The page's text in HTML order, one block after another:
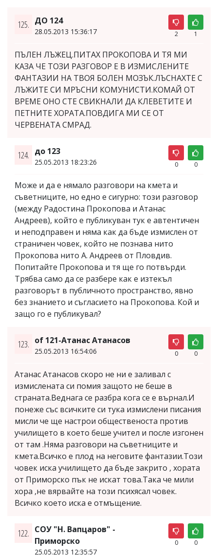
125. ДО 124
28.05.2013 15:36:17 2 1
ПЪЛЕН ЛЪЖЕЦ.ПИТАХ ПРОКОПОВА И ТЯ МИ
КАЗА ЧЕ ТОЗИ РАЗГОВОР Е В ИЗМИСЛЕНИТЕ
ФАНТАЗИИ НА ТВОЯ БОЛЕН МОЗЪК.ЛЪСНАХТЕ С
ЛЪЖИТЕ СИ МРЪСНИ КОМУНИСТИ.КОМАЙ ОТ
ВРЕМЕ ОНО СТЕ СВИКНАЛИ ДА КЛЕВЕТИТЕ И
ПЕТНИТЕ ХОРАТА.ПОВДИГА МИ СЕ ОТ
ЧЕРВЕНАТА СМРАД.
124. до 123
25.05.2013 18:23:26 0 0
Може и да е нямало разговори на кмета и
съветниците, но едно е сигурно: този разговор
(между Радостина Прокопова и Атанас
Андреев), който е публикуван тук е автентичен
и неподправен и няма как да бъде измислен от
страничен човек, който не познава нито
Прокопова нито А. Андреев от Пловдив.
Попитайте Прокопова и тя ще го потвърди.
Трябва само да се разбере как е изтекъл
разговорът в публичното пространство, явно
без знанието и съгласието на Прокопова. Кой и
защо го е публикувал?
123. of 121-Атанас Атанасов
25.05.2013 16:54:06 0 0
Атанас Атанасов скоро не ни е заливал с
измислената си помия защото не беше в
страната.Веднага се разбра кога се е върнал.И
понеже със всичките си тука измислени писания
мисли че ще настрои общественоста против
училището в което беше учител и после изгонен
от там .Няма разговори на съветниците и
кмета.Всичко е плод на неговите фантазии.Този
човек иска училището да бъде закрито , хората
от Приморско пък не искат това.Така че мили
хора ,не вярвайте на този психясал човек.
Всичко което иска е отмъщение.
122. СОУ "Н. Вапцаров" -
Приморско
25.05.2013 12:35:57
0 0